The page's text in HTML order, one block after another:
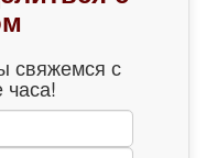
свяжемся с
часа!